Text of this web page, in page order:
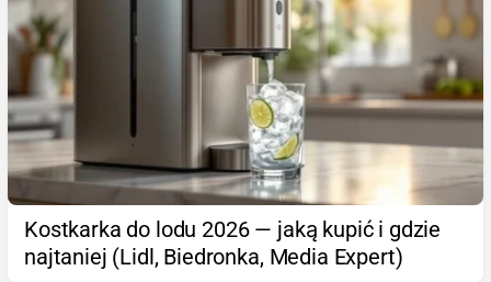
Kostkarka do lodu 2026 — jaką kupić i gdzie
najtaniej (Lidl, Biedronka, Media Expert)